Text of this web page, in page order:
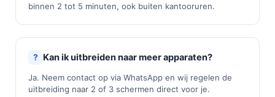
binnen 2 tot 5 minuten, ook buiten kantooruren.
Kan ik uitbreiden naar meer apparaten?
Ja. Neem contact op via WhatsApp en wij regelen de
uitbreiding naar 2 of 3 schermen direct voor je.